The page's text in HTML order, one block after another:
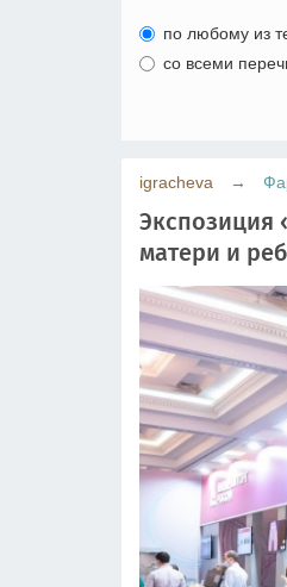
по любому из
со всеми
igracheva →
Экспозиция
матери и